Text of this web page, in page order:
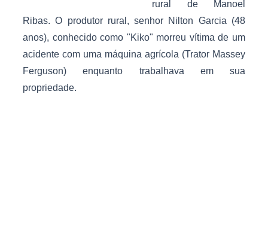
rural de Manoel
Ribas. O produtor rural, senhor Nilton Garcia (48
anos), conhecido como "Kiko" morreu vítima de um
acidente com uma máquina agrícola (Trator Massey
Ferguson) enquanto trabalhava em sua
propriedade.